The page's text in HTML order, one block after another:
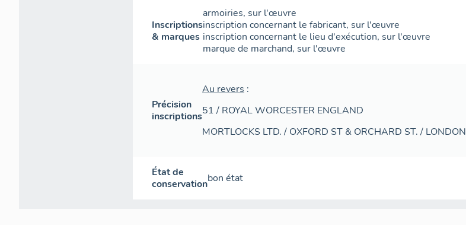
Inscriptions
& marques
armoiries, sur l'œuvre
inscription concernant le fabricant, sur l'œuvre
inscription concernant le lieu d'exécution, sur l'œuvre
marque de marchand, sur l'œuvre
Précision
inscriptions
Au revers :
51 / ROYAL WORCESTER ENGLAND
MORTLOCKS LTD. / OXFORD ST & ORCHARD ST. / LONDON
État de
conservationbon état